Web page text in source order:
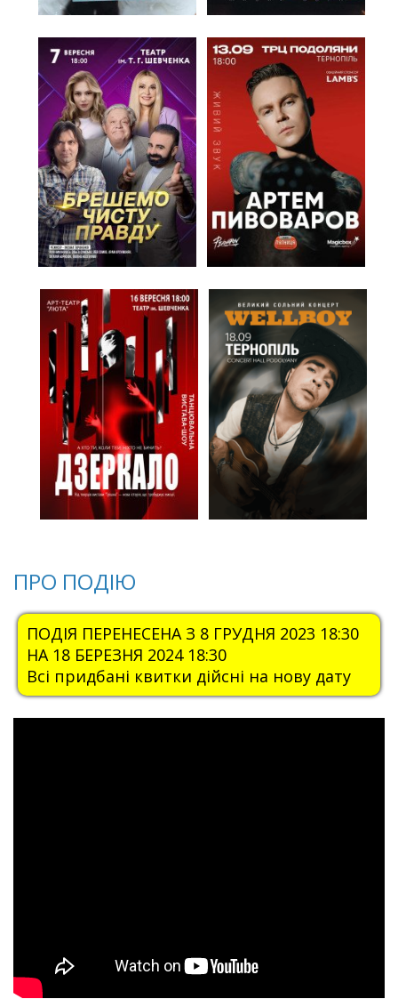
ПРО ПОДІЮ
ПОДІЯ ПЕРЕНЕСЕНА З 8 ГРУДНЯ 2023 18:30
НА 18 БЕРЕЗНЯ 2024 18:30
Всі придбані квитки дійсні на нову дату